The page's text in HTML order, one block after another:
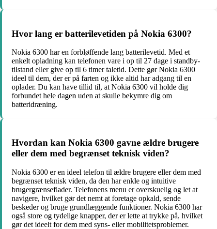
Hvor lang er batterilevetiden på Nokia 6300?
Nokia 6300 har en forbløffende lang batterilevetid. Med et
enkelt opladning kan telefonen vare i op til 27 dage i standby-
tilstand eller give op til 6 timer taletid. Dette gør Nokia 6300
ideel til dem, der er på farten og ikke altid har adgang til en
oplader. Du kan have tillid til, at Nokia 6300 vil holde dig
forbundet hele dagen uden at skulle bekymre dig om
batteridræning.
Hvordan kan Nokia 6300 gavne ældre brugere
eller dem med begrænset teknisk viden?
Nokia 6300 er en ideel telefon til ældre brugere eller dem med
begrænset teknisk viden, da den har enkle og intuitive
brugergrænseflader. Telefonens menu er overskuelig og let at
navigere, hvilket gør det nemt at foretage opkald, sende
beskeder og bruge grundlæggende funktioner. Nokia 6300 har
også store og tydelige knapper, der er lette at trykke på, hvilket
gør det ideelt for dem med syns- eller mobilitetsproblemer.